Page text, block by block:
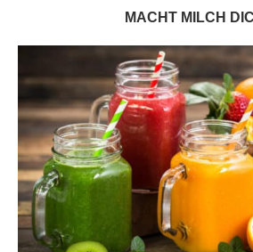
MACHT MILCH